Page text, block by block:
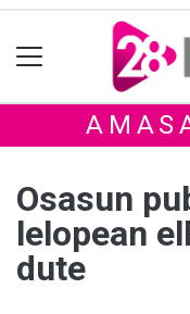
Osasun
lelopean
dute